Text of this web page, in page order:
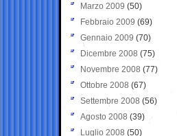
Marzo 2009 (50)
Febbraio 2009 (69)
Gennaio 2009 (70)
Dicembre 2008 (75)
Novembre 2008 (77)
Ottobre 2008 (67)
Settembre 2008 (56)
Agosto 2008 (39)
Luglio 2008 (50)